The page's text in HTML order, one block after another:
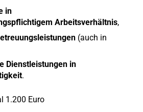
in
Arbeitsverhältnis,
(auch in
Dienstleistungen in
.
1.200 Euro